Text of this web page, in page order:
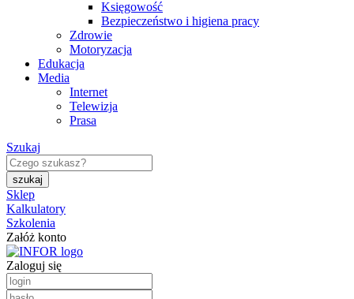
Księgowość
Bezpieczeństwo i higiena pracy
Zdrowie
Motoryzacja
Edukacja
Media
Internet
Telewizja
Prasa
Szukaj
Sklep
Kalkulatory
Szkolenia
Załóż konto
Zaloguj się